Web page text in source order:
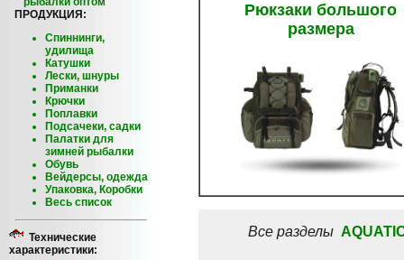
ПРОДУКЦИЯ:
Спиннинги,
удилища
Катушки
Лески, шнуры
Приманки
Крючки
Поплавки
Подсачеки, садки
Палатки для
зимней рыбалки
Обувь
Вейдерсы, одежда
Упаковка, Коробки
Весь список
Технические
характеристики:
Рюкзаки большого
размера
Все разделы